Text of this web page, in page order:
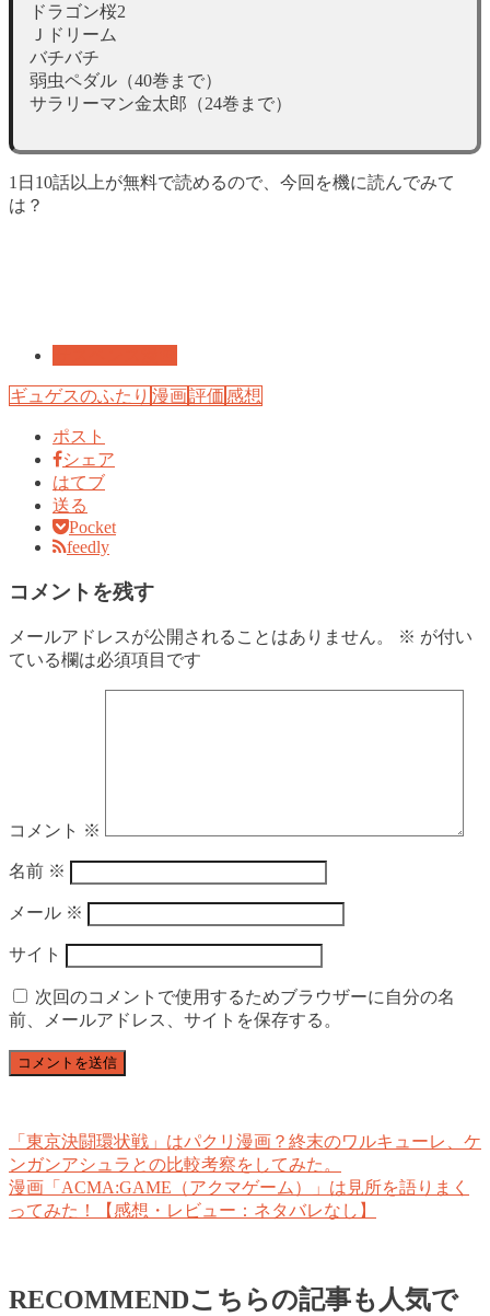
ドラゴン桜2
Ｊドリーム
バチバチ
弱虫ペダル（40巻まで）
サラリーマン金太郎（24巻まで）
1日10話以上が無料で読めるので、今回を機に読んでみて
は？
ギュゲスのふたり 漫画評価感想
ポスト
シェア
はてブ
送る
Pocket
feedly
コメントを残す
メールアドレスが公開されることはありません。 ※ が付い
ている欄は必須項目です
コメント ※
名前 ※
メール ※
サイト
次回のコメントで使用するためブラウザーに自分の名
前、メールアドレス、サイトを保存する。
「東京決闘環状戦」はパクリ漫画？終末のワルキューレ、ケ
ンガンアシュラとの比較考察をしてみた。
漫画「ACMA:GAME（アクマゲーム）」は見所を語りまく
ってみた！【感想・レビュー：ネタバレなし】
RECOMMENDこちらの記事も人気で